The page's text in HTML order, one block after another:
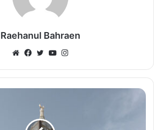
Raehanul Bahraen
WebsiteFacebook
TwitterYouTube